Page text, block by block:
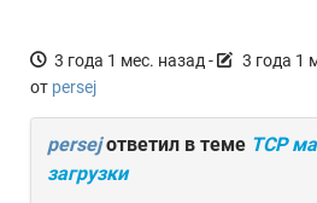
3 года 1 мес. назад - 3 года 1
от persej
persejответил в теме TCP
загрузки